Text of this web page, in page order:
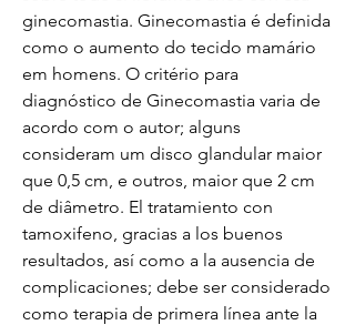
ginecomastia. Ginecomastia é definida
como o aumento do tecido mamário
em homens. O critério para
diagnóstico de Ginecomastia varia de
acordo com o autor; alguns
consideram um disco glandular maior
que 0,5 cm, e outros, maior que 2 cm
de diâmetro. El tratamiento con
tamoxifeno, gracias a los buenos
resultados, así como a la ausencia de
complicaciones; debe ser considerado
como terapia de primera línea ante la